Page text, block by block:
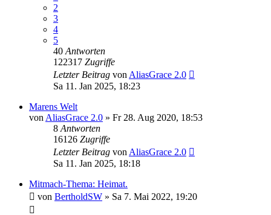
2
3
4
5
40 Antworten
122317 Zugriffe
Letzter Beitrag von AliasGrace 2.0
Sa 11. Jan 2025, 18:23
Marens Welt
von AliasGrace 2.0 » Fr 28. Aug 2020, 18:53
8 Antworten
16126 Zugriffe
Letzter Beitrag von AliasGrace 2.0
Sa 11. Jan 2025, 18:18
Mitmach-Thema: Heimat.
von BertholdSW » Sa 7. Mai 2022, 19:20